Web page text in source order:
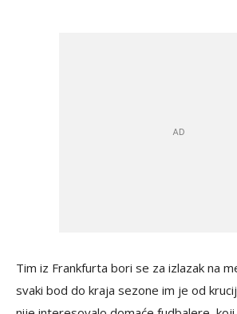
Tim iz Frankfurta bori se za izlazak na
svaki bod do kraja sezone im je od